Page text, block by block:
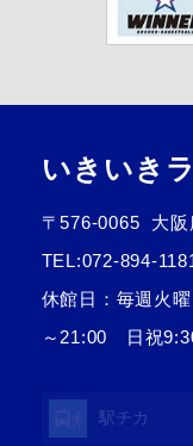
いきいき
〒576-0065
大
TEL:072-894-
休館日：毎週火
～21:00 日祝
駅チカ